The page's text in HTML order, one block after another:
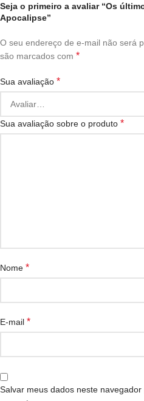
Seja o primeiro a avaliar “Os
Apocalipse”
O seu endereço de e-mail não será
são marcados com *
Sua avaliação *
Sua avaliação sobre o produto *
Nome *
E-mail *
Salvar meus dados neste